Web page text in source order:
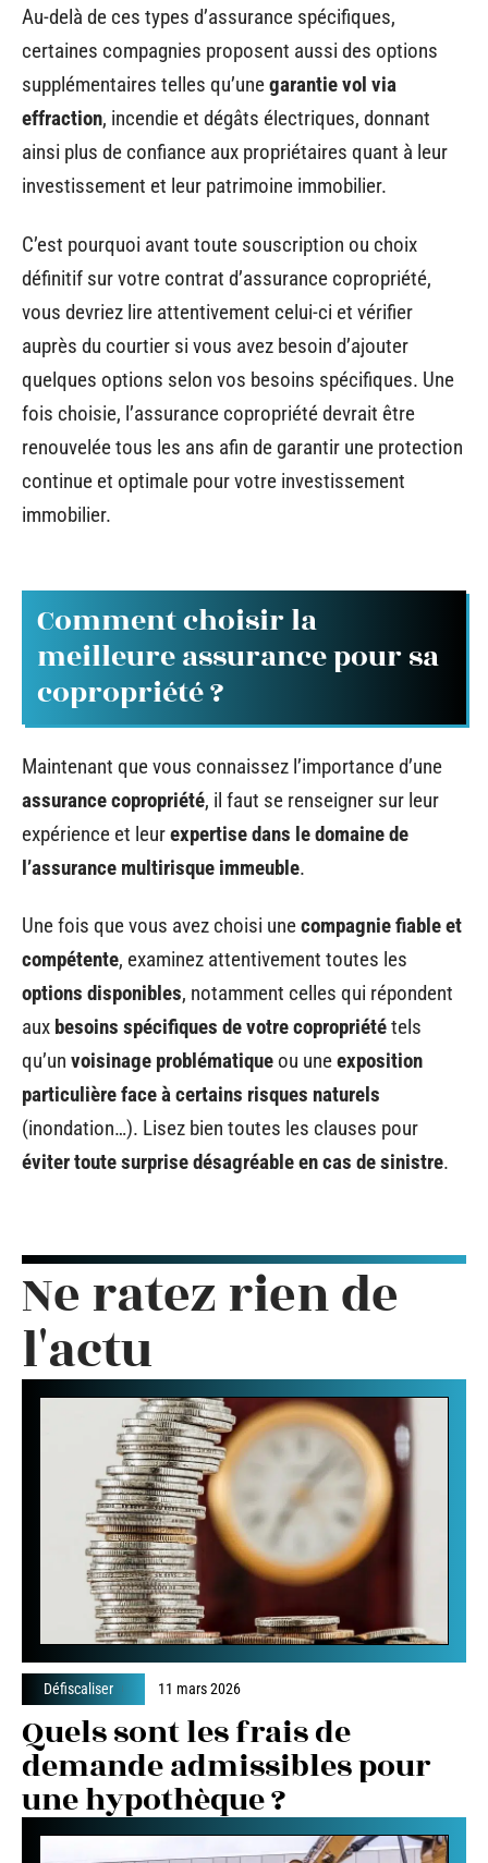
Au-delà de ces types d’assurance spécifiques,
certaines compagnies proposent aussi des options
supplémentaires telles qu’unegarantie vol via
effraction, incendie et dégâts électriques, donnant
ainsi plus de confiance aux propriétaires quant à leur
investissement et leur patrimoine immobilier.
C’est pourquoi avant toute souscription ou choix
définitif sur votre contrat d’assurance copropriété,
vous devriez lire attentivement celui-ci et vérifier
auprès du courtier si vous avez besoin d’ajouter
quelques options selon vos besoins spécifiques. Une
fois choisie, l’assurance copropriété devrait être
renouvelée tous les ans afin de garantir une protection
continue et optimale pour votre investissement
immobilier.
Comment choisir la
meilleure assurance pour sa
copropriété ?
Maintenant que vous connaissez l’importance d’une
assurance copropriété, il faut se renseigner sur leur
expérience et leurexpertise dans le domaine de
l’assurance multirisque immeuble.
Une fois que vous avez choisi unecompagnie fiable et
compétente, examinez attentivement toutes les
options disponibles, notamment celles qui répondent
aux besoins spécifiques de votre copropriététels
qu’un voisinage problématique ou uneexposition
particulière face à certains risques naturels
(inondation…). Lisez bien toutes les clauses pour
éviter toute surprise désagréable en cas de sinistre.
Ne ratez rien de
l'actu
Défiscaliser 11 mars 2026
Quels sont les frais de
demande admissibles pour
une hypothèque ?